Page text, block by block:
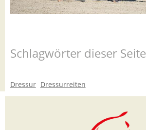
Schlagwörter dieser Seite
Dressur Dressurreiten